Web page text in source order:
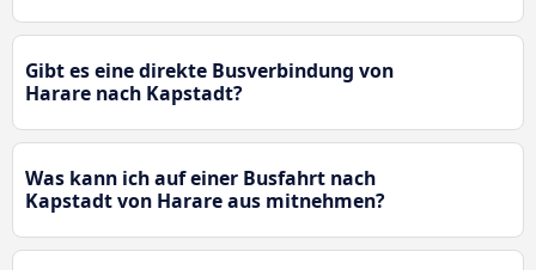
Gibt es eine direkte Busverbindung von
Harare nach Kapstadt?
Was kann ich auf einer Busfahrt nach
Kapstadt von Harare aus mitnehmen?